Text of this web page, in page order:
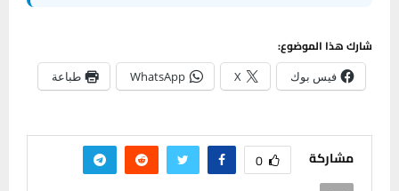
شارك هذا الموضوع:
فيس بوك X
WhatsApp طباعة
مشاركة 0